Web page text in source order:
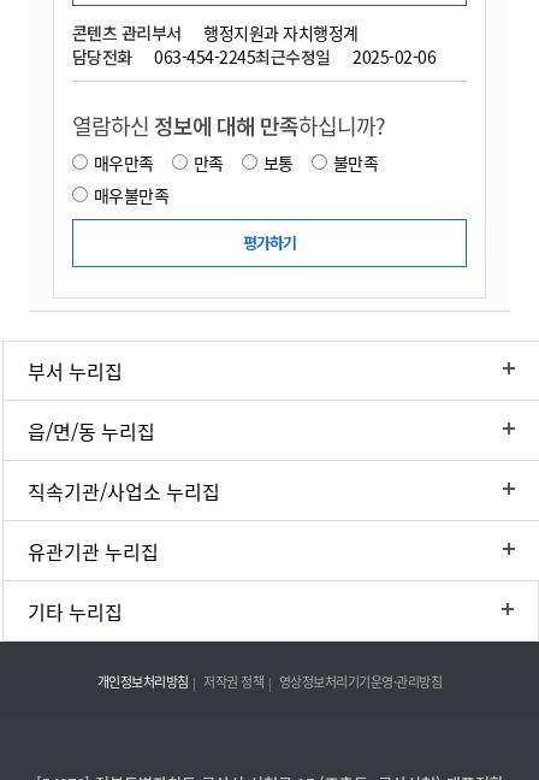
콘텐츠 관리부서
행정지원과 자치행정계
담당전화
063-454-2245최근수정일 2025-02-06
열람하신 정보에 대해 만족하십니까?
매우만족 만족 보통
불만족
매우불만족
부서 누리집
읍/면/동 누리집
직속기관/사업소 누리집
유관기관 누리집
기타 누리집
개인정보처리방침 저작권 정책 영상정보처리기기운영·관리방침